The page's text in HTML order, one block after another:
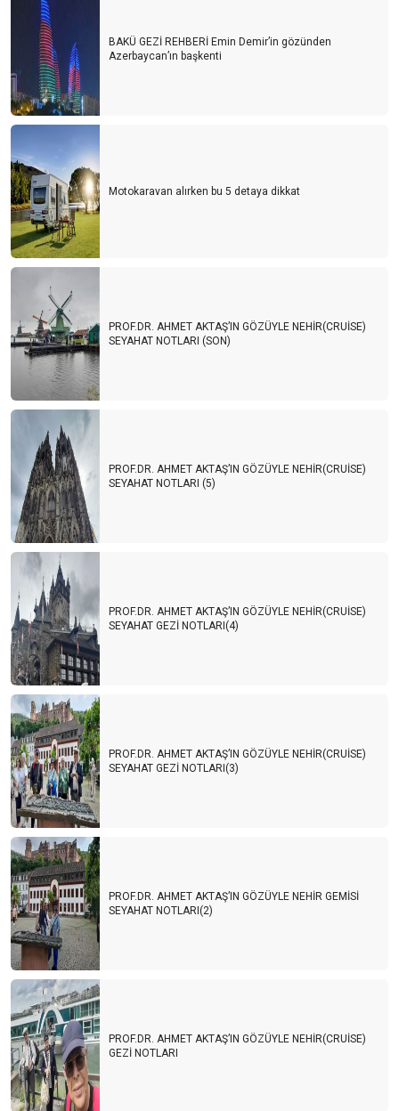
BAKÜ GEZİ REHBERİ Emin Demir’in gözünden
Azerbaycan’ın başkenti
Motokaravan alırken bu 5 detaya dikkat
PROF.DR. AHMET AKTAŞ’IN GÖZÜYLE NEHİR(CRUİSE)
SEYAHAT NOTLARI (SON)
PROF.DR. AHMET AKTAŞ’IN GÖZÜYLE NEHİR(CRUİSE)
SEYAHAT NOTLARI (5)
PROF.DR. AHMET AKTAŞ’IN GÖZÜYLE NEHİR(CRUİSE)
SEYAHAT GEZİ NOTLARI(4)
PROF.DR. AHMET AKTAŞ’IN GÖZÜYLE NEHİR(CRUİSE)
SEYAHAT GEZİ NOTLARI(3)
PROF.DR. AHMET AKTAŞ’IN GÖZÜYLE NEHİR GEMİSİ
SEYAHAT NOTLARI(2)
PROF.DR. AHMET AKTAŞ’IN GÖZÜYLE NEHİR(CRUİSE)
GEZİ NOTLARI